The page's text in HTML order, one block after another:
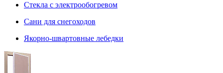
Стекла с электрообогревом
Сани для снегоходов
Якорно-швартовные лебедки